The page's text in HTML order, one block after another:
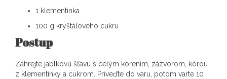
1 klementínka
100 g kryštálového cukru
Postup
Zahrejte jablkovú šťavu s celým korením, zázvorom, kôrou
z klementínky a cukrom. Priveďte do varu, potom varte 10